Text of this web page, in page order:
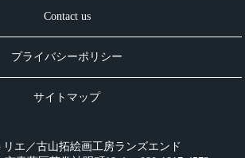
Contact us
プライバシーポリシー
サイトマップ
リエ／古山拓絵画工房ランズエンド